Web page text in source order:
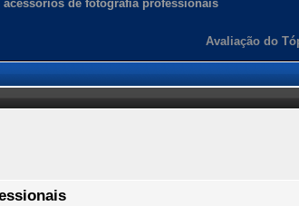
acessórios de fotografia professionais
Avaliação do